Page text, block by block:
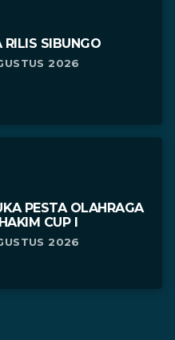
SIBUNGO
2026
PESTA OLAHRAGA
CUP I
2026